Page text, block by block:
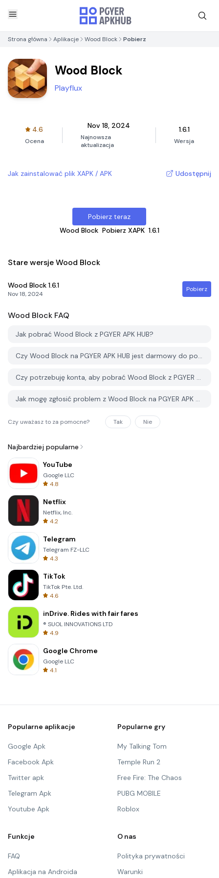
Strona główna Aplikacje Wood Block Pobierz
Wood Block
Playflux
4.6
Ocena
Nov 18, 2024
Najnowsza
aktualizacja
1.6.1
Wersja
Jak zainstalować plik XAPK / APK Udostępnij
Pobierz teraz
Wood Block Pobierz XAPK 1.6.1
Stare wersje Wood Block
Wood Block 1.6.1
Nov 18, 2024
Pobierz
Wood Block FAQ
Jak pobrać Wood Block z PGYER APK HUB?
Czy Wood Block na PGYER APK HUB jest darmowy do pobrania?
Czy potrzebuję konta, aby pobrać Wood Block z PGYER APK HUB?
Jak mogę zgłosić problem z Wood Block na PGYER APK HUB?
Czy uważasz to za pomocne? Tak Nie
Najbardziej popularne
YouTube
Google LLC
4.8
Netflix
Netflix, Inc.
4.2
Telegram
Telegram FZ-LLC
4.3
TikTok
TikTok Pte. Ltd.
4.6
inDrive. Rides with fair fares
® SUOL INNOVATIONS LTD
4.9
Google Chrome
Google LLC
4.1
Popularne aplikacje
Google Apk
Facebook Apk
Twitter apk
Telegram Apk
Youtube Apk
Popularne gry
My Talking Tom
Temple Run 2
Free Fire: The Chaos
PUBG MOBILE
Roblox
Funkcje
FAQ
Aplikacja na Androida
O nas
Polityka prywatności
Warunki